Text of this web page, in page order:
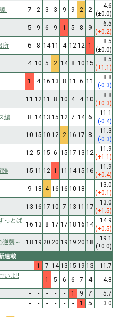
- 7 2 3 3 9 9 2 2
4.6
(±0.0)
5 9 6 9 1 5 8 9
6.5
(+0.2)
所 6 8 14 11 4 12 12 1
8.5
(±0.0)
4 10 5 2 14 8 10 15
8.5
(+1.1)
1 4 16 13 8 11 6 11
8.8
(-0.3)
11 12 11 8 10 4 4 10
8.8
(+0.3)
編 8 14 13 15 12 7 14 6
11.1
(-0.4)
10 15 10 12 2 16 17 8
11.3
(-0.3)
12 5 15 6 15 17 13 12
11.9
(+1.1)
険 15 11 12 1 11 14 15 16
11.9
(+0.4)
9 18 4 16 16 10 18 -
13.0
(+0.1)
13 16 17 10 7 13 11 17
13.0
(+1.5)
っとば
16 13 8 17 17 18 16 14
14.9
(+0.5)
逆襲～ 18 19 20 20 19 19 20 18
19.1
(±0.0)
連載
- 1 7 14 13 15 19 13
11.7
いよ!!
- - 1 5 6 6 7 4
4.8
- - - - - 1 9 7
5.7
- - - - - - 1 5 3.0